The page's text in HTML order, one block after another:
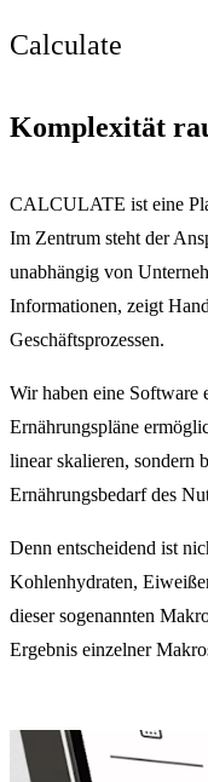
Calculate
Komplexität
CALCULATE ist eine
Im Zentrum steht der
unabhängig von
Informationen, zeigt
Geschäftsprozessen.
Wir haben eine Software
Ernährungspläne
linear skalieren, sondern
Ernährungsbedarf des
Denn entscheidend ist
Kohlenhydraten,
dieser sogenannten
Ergebnis einzelner